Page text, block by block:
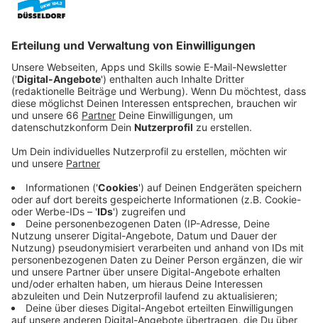
Veröffentlicht:
Anzeige
Kaum hat er es sich im Flugzeug gemütlich gemacht,
wird die Maschine von Terroristen an Bord entführt.
Das Leben von rund 200 Passagieren und sein eigenes
sind in Gefahr. Während die Behörden nach Antworten
und Lösungen für den Vorfall suchen, nimmt Sam sich
der Geschäftswelt, will er selber um das Leben der
Passagiere verhandeln. Doch das gestaltet sich
schwieriger als gedacht und Sam schmiedet einen
gefährlichen Plan.
Streaming-Dienst: Apple TV+
Anzeige